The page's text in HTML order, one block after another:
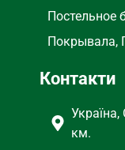
Постельное
Покрывала,
Контакти
км.